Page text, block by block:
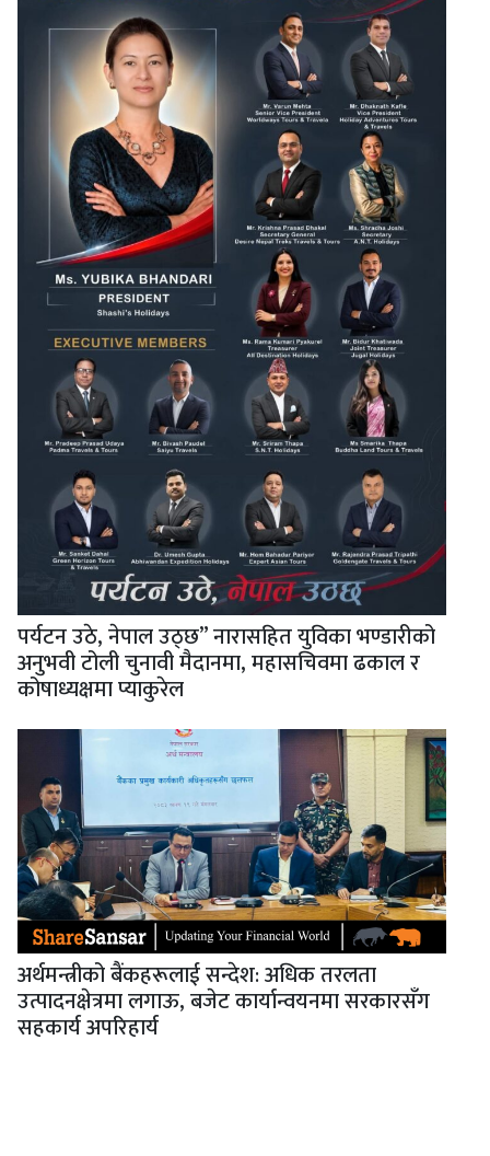
पर्यटन उठे, नेपाल उठ्छ” नारासहित युविका भण्डारीको
अनुभवी टोली चुनावी मैदानमा, महासचिवमा ढकाल र
कोषाध्यक्षमा प्याकुरेल
अर्थमन्त्रीको बैंकहरूलाई सन्देश: अधिक तरलता
उत्पादनक्षेत्रमा लगाऊ, बजेट कार्यान्वयनमा सरकारसँग
सहकार्य अपरिहार्य